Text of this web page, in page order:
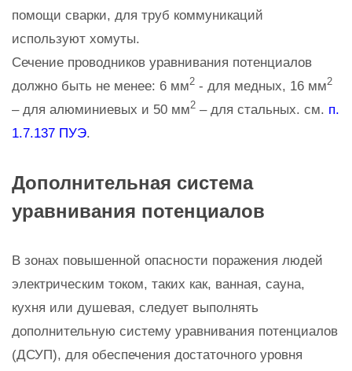
помощи сварки, для труб коммуникаций
используют хомуты.
Сечение проводников уравнивания потенциалов
должно быть не менее: 6 мм2 - для медных, 16 мм2
– для алюминиевых и 50 мм2 – для стальных. см. п.
1.7.137 ПУЭ.
Дополнительная система
уравнивания потенциалов
В зонах повышенной опасности поражения людей
электрическим током, таких как, ванная, сауна,
кухня или душевая, следует выполнять
дополнительную систему уравнивания потенциалов
(ДСУП), для обеспечения достаточного уровня